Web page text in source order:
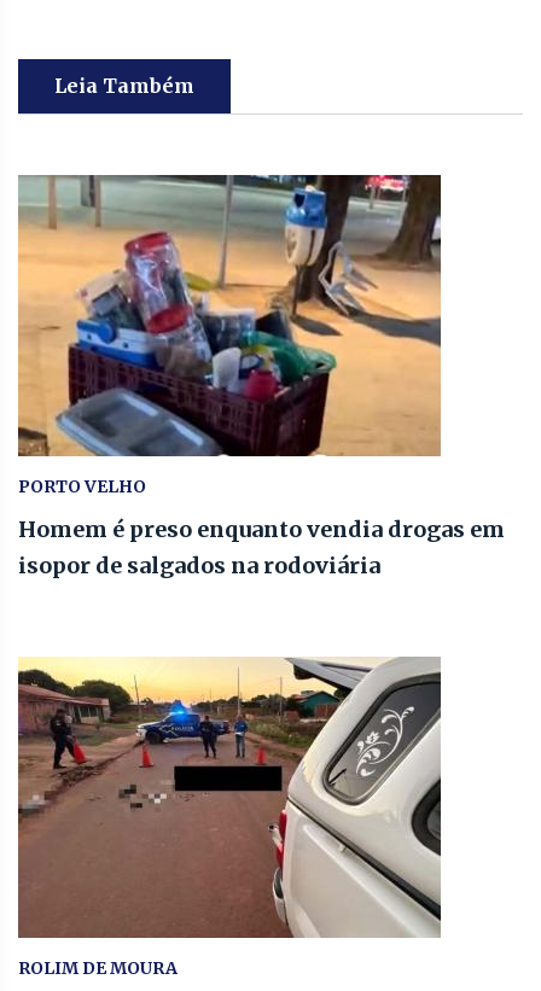
Leia Também
PORTO VELHO
Homem é preso enquanto vendia drogas em
isopor de salgados na rodoviária
ROLIM DE MOURA